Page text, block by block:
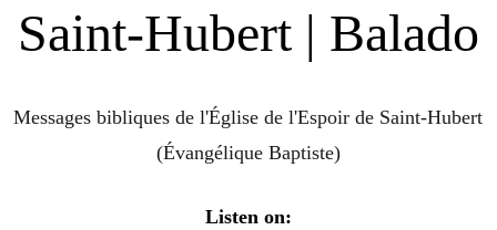
Saint-Hubert | Balado
Messages bibliques de l'Église de l'Espoir de Saint-Hubert
(Évangélique Baptiste)
Listen on: